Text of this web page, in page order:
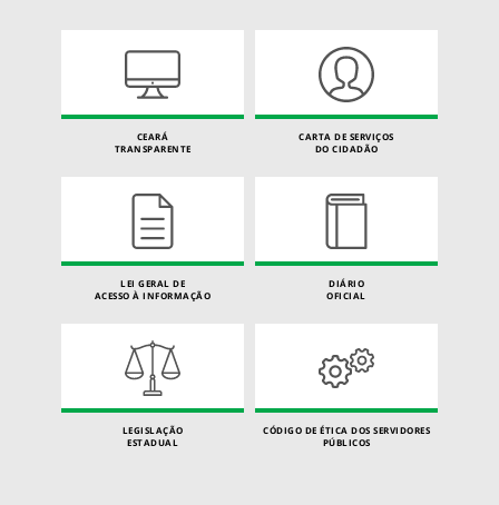
CEARÁ
TRANSPARENTE
CARTA DE SERVIÇOS
DO CIDADÃO
LEI GERAL DE
ACESSO À INFORMAÇÃO
DIÁRIO
OFICIAL
LEGISLAÇÃO
ESTADUAL
CÓDIGO DE ÉTICA DOS SERVIDORES
PÚBLICOS